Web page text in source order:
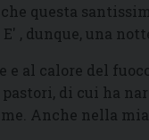
questa
, dunque, una
e al calore del
pastori, di cui ha
Anche nella